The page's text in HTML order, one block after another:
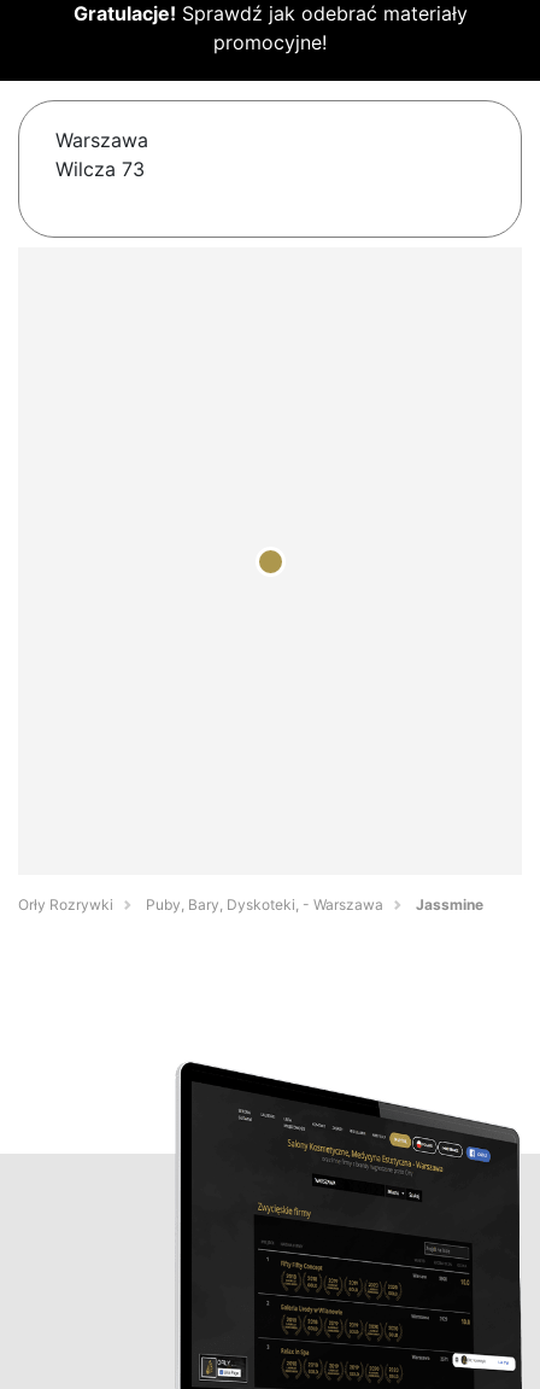
Gratulacje! Sprawdź jak odebrać materiały
promocyjne!
Warszawa
Wilcza 73
Orły Rozrywki Puby, Bary, Dyskoteki, - Warszawa Jassmine